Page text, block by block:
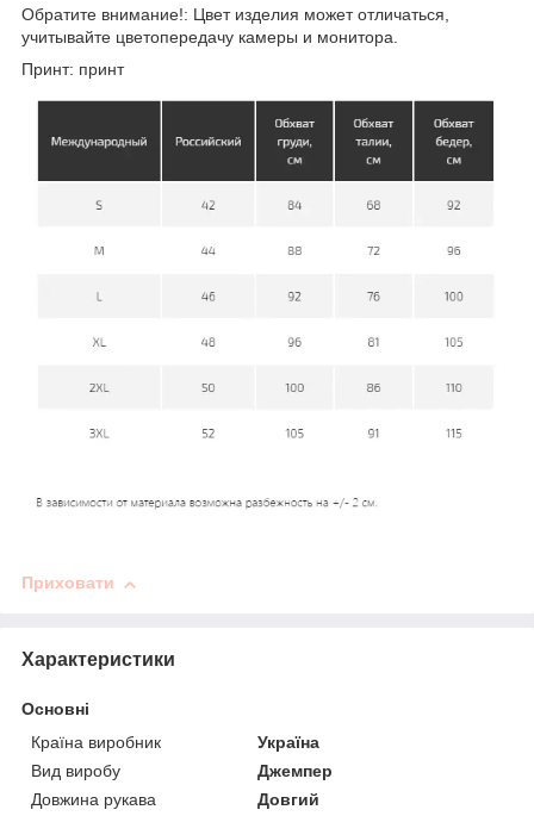
Обратите внимание!: Цвет изделия может отличаться,
учитывайте цветопередачу камеры и монитора.
Принт: принт
Приховати
Характеристики
Основні
Країна виробник
Україна
Вид виробу
Джемпер
Довжина рукава
Довгий